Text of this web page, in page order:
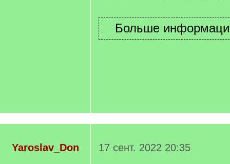
Yaroslav_Don
17 сент. 2022 20:35